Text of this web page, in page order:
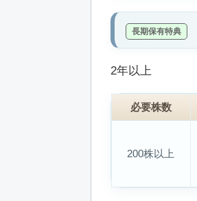
2年以上
必要株数
200株以上